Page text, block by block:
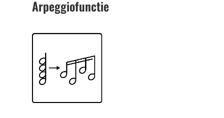
Arpeggiofunctie